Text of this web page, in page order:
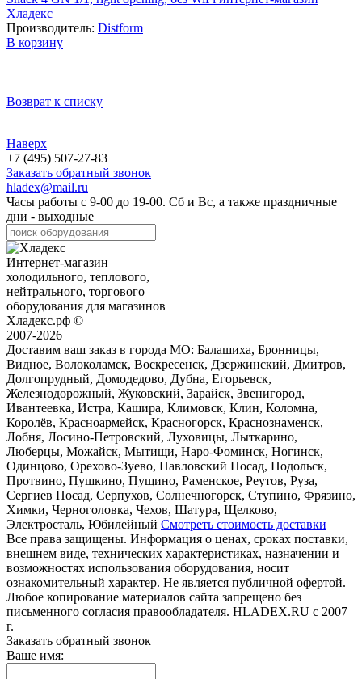
Производитель: Distform
В корзину
Возврат к списку
Наверх
+7 (495) 507-27-83
Заказать обратный звонок
hladex@mail.ru
Часы работы с 9-00 до 19-00. Сб и Вс, а также праздничные
дни - выходные
Интернет-магазин
холодильного, теплового,
нейтрального, торгового
оборудования для магазинов
Хладекс.рф ©
2007-2026
Доставим ваш заказ в города МО: Балашиха, Бронницы,
Видное, Волоколамск, Воскресенск, Дзержинский, Дмитров,
Долгопрудный, Домодедово, Дубна, Егорьевск,
Железнодорожный, Жуковский, Зарайск, Звенигород,
Ивантеевка, Истра, Кашира, Климовск, Клин, Коломна,
Королёв, Красноармейск, Красногорск, Краснознаменск,
Лобня, Лосино-Петровский, Луховицы, Лыткарино,
Люберцы, Можайск, Мытищи, Наро-Фоминск, Ногинск,
Одинцово, Орехово-Зуево, Павловский Посад, Подольск,
Протвино, Пушкино, Пущино, Раменское, Реутов, Руза,
Сергиев Посад, Серпухов, Солнечногорск, Ступино, Фрязино,
Химки, Черноголовка, Чехов, Шатура, Щелково,
Электросталь, Юбилейный Смотреть стоимость доставки
Все права защищены. Информация о ценах, сроках поставки,
внешнем виде, технических характеристиках, назначении и
возможностях использования оборудования, носит
ознакомительный характер. Не является публичной офертой.
Любое копирование материалов сайта запрещено без
письменного согласия правообладателя. HLADEX.RU c 2007
г.
Заказать обратный звонок
Ваше имя: